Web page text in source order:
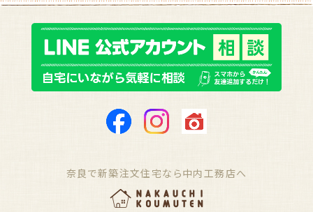
奈良で新築注文住宅なら中内工務店へ